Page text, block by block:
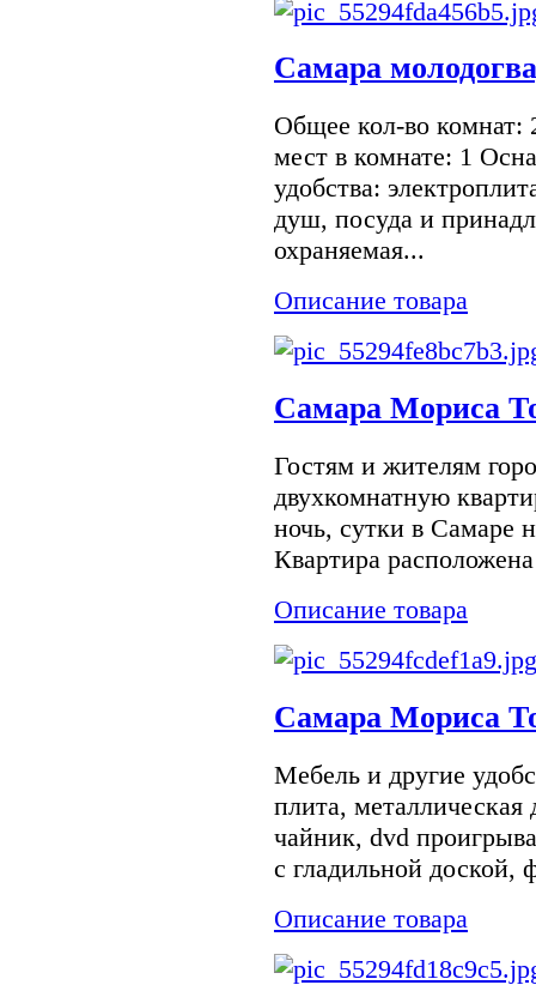
Самара
Общее кол-во
мест в комнате: 1
удобства:
душ, посуда и
охраняемая...
Описание товара
Самара Мориса
Гостям и жителям
двухкомнатную
ночь, сутки в Самаре
Квартира
Описание товара
Самара Мориса
Мебель и другие
плита,
чайник, dvd
с гладильной доской,
Описание товара